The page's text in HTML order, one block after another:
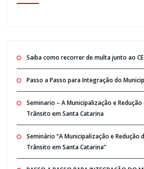
Saiba como recorrer de multa junto ao
Passo a Passo para Integração do
Seminario – A Municipalização e
Trânsito em Santa Catarina
Seminário “A Municipalização e Redução
Trânsito em Santa Catarina”